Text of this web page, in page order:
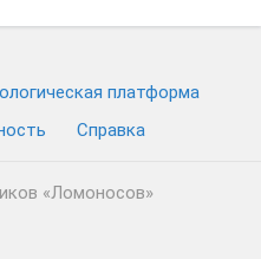
платформа
Cправка
«Ломоносов»